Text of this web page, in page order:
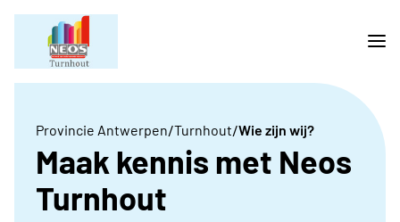
Provincie Antwerpen/Turnhout/Wie zijn wij?
Maak kennis met Neos
Turnhout